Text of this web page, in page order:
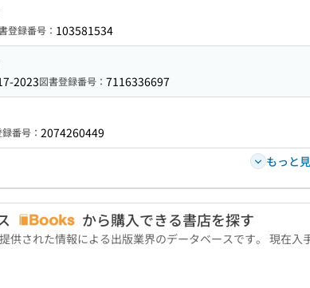
登録番号： 103581534
2023図書登録番号： 7116336697
番号： 2074260449
もっと
から購入できる書店を探す
供された情報による出版業界のデータベースです。 現在